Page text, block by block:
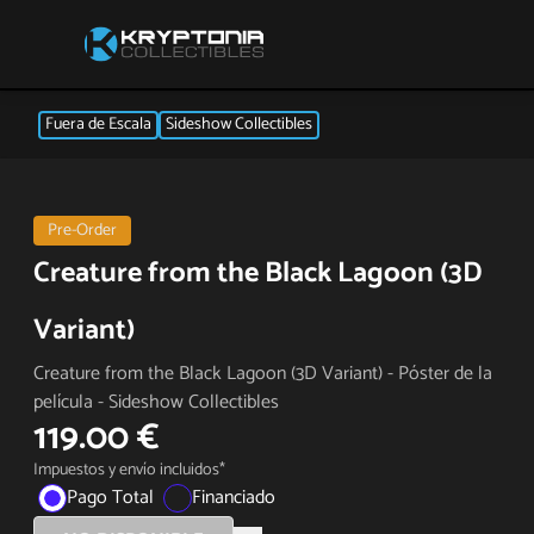
Fuera de Escala Sideshow Collectibles
Pre-Order
Creature from the Black Lagoon (3D
Variant)
Creature from the Black Lagoon (3D Variant) - Póster de la
película - Sideshow Collectibles
119.00 €
Impuestos y envío incluidos*
Pago Total
Financiado